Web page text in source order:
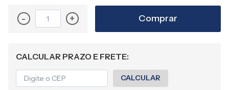
- + Comprar
CALCULAR PRAZO E FRETE:
CALCULAR